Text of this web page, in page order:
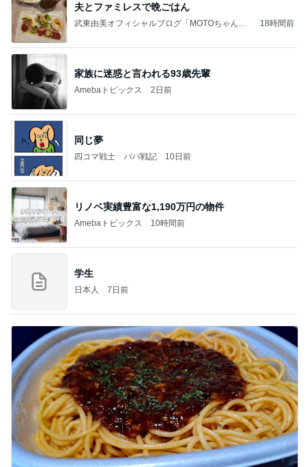
夫とファミレスで晩ごはん
武東由美オフィシャルブログ「MOTOちゃんと
18時間前
家族に迷惑と言われる93歳先輩
Amebaトピックス 2日前
同じ夢
四コマ戦士 パパ戦記 10日前
リノベ実績豊富な1,190万円の物件
Amebaトピックス 10時間前
学生
日本人 7日前